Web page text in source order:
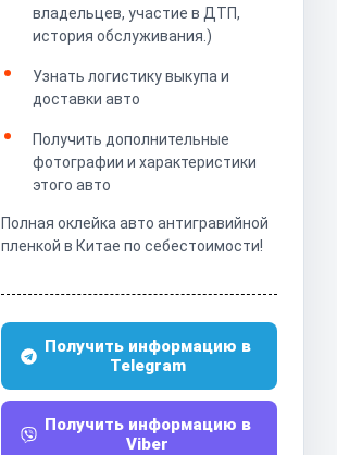
владельцев, участие в ДТП,
история обслуживания.)
Узнать логистику выкупа и
доставки авто
Получить дополнительные
фотографии и характеристики
этого авто
Полная оклейка авто антигравийной
пленкой в Китае по себестоимости!
Получить информацию в
Telegram
Получить информацию в
Viber